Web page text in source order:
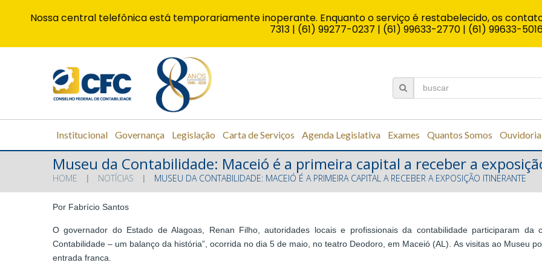
Institucional Governança Legislação Carta de Serviços Agenda Legislativa Exames Quantos Somos Ouvidoria
Museu da Contabilidade: Maceió é a primeira capital a receber a
HOME NOTÍCIAS MUSEU DA CONTABILIDADE: MACEIÓ É A PRIMEIRA CAPITAL A RECEBER A EXPOSIÇÃO ITINERANTE
Por Fabrício Santos
O governador do Estado de Alagoas, Renan Filho, autoridades locais e profissionais da contabilidade participaram
Contabilidade – um balanço da história”, ocorrida no dia 5 de maio, no teatro Deodoro, em Maceió (AL). As visitas ao Museu
entrada franca.
Nossa central telefônica está temporariamente inoperante. Enquanto o serviço é restabelecido, os
7313 | (61) 99277-0237 | (61) 99633-2770 | (61) 99633-